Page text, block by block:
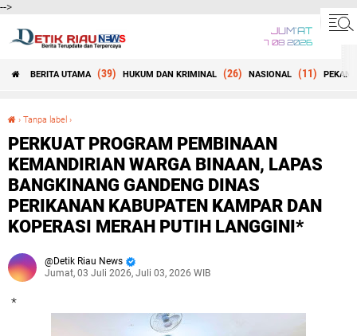
-->
JUM'AT
7 08 2026
BERITA UTAMA (39) HUKUM DAN KRIMINAL (26) NASIONAL (11)
› Tanpa label ›
PERKUAT PROGRAM PEMBINAAN
KEMANDIRIAN WARGA BINAAN, LAPAS
BANGKINANG GANDENG DINAS
PERIKANAN KABUPATEN KAMPAR DAN
KOPERASI MERAH PUTIH LANGGINI*
Detik Riau News
Jumat, 03 Juli 2026, Juli 03, 2026 WIB
*